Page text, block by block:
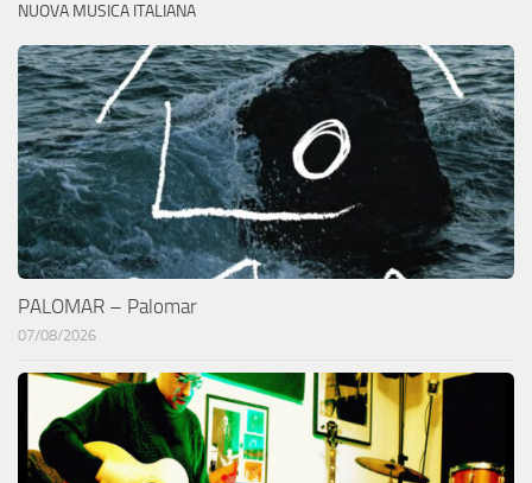
NUOVA MUSICA ITALIANA
PALOMAR – Palomar
07/08/2026